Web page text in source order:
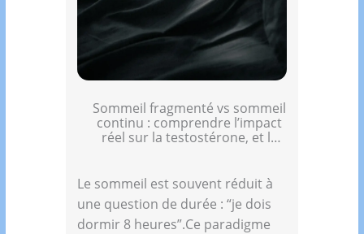
Sommeil fragmenté vs sommeil
continu : comprendre l’impact
réel sur la testostérone, et la
Le sommeil est souvent réduit à
une question de durée : “je dois
dormir 8 heures”.Ce paradigme